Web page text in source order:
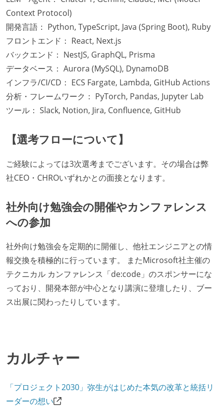
Context Protocol)
開発言語： Python, TypeScript, Java (Spring Boot), Ruby
フロントエンド： React, Next.js
バックエンド： NestJS, GraphQL, Prisma
データベース： Aurora (MySQL), DynamoDB
インフラ/CI/CD： ECS Fargate, Lambda, GitHub Actions
分析・フレームワーク： PyTorch, Pandas, Jupyter Lab
ツール： Slack, Notion, Jira, Confluence, GitHub
【選考フローについて】
ご経験によっては3次選考までございます。その場合は弊
社CEO・CHROいずれかとの面接となります。
社外向け勉強会の開催やカンファレンス
への参加
社外向け勉強会を定期的に開催し、他社エンジニアとの情
報交換を積極的に行っています。 またMicrosoft社主催の
テクニカル カンファレンス「de:code」のスポンサーにな
っており、開発本部が中心となり講演に登壇したり、ブー
ス出展に関わったりしています。
カルチャー
「プロジェクト2030」弥生がはじめた本気の改革と統括リ
ーダーの想い